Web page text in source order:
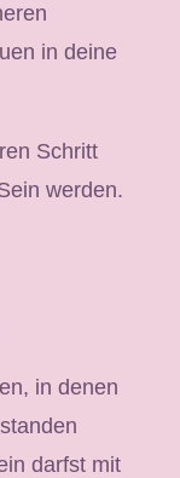
in deine
Schritt
werden.
in denen
darfst mit